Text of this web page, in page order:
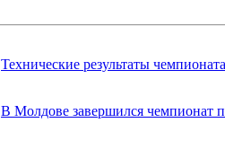
Технические результаты
В Молдове завершился чемпионат